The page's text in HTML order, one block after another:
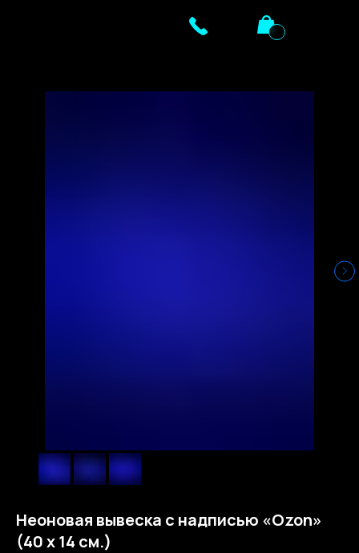
Неоновая вывеска с надписью «Ozon»
(40 х 14 см.)